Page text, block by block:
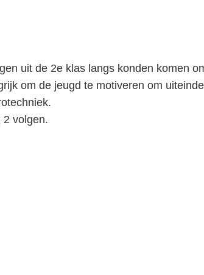
uit de 2e klas langs konden komen
om de jeugd te motiveren om
2 volgen.